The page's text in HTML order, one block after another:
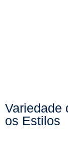
Variedade
os Estilos